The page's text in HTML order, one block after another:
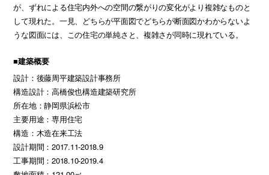
が、ずれによる住宅内外への空間の繋がりの変化がより複雑なものと
して現れた。一見、どちらが平面図でどちらが断面図かわからないよ
うな図面には、この住宅の単純さと、複雑さが同時に現れている。
■建築概要
設計：後藤周平建築設計事務所
構造設計：高橋俊也構造建築研究所
所在地：静岡県浜松市
主要用途：専用住宅
構造：木造在来工法
設計期間：2017.11-2018.9
工事期間：2018.10-2019.4